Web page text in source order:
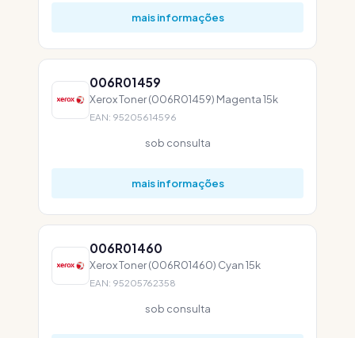
mais informações
006R01459
Xerox Toner (006R01459) Magenta 15k
EAN: 95205614596
sob consulta
mais informações
006R01460
Xerox Toner (006R01460) Cyan 15k
EAN: 95205762358
sob consulta